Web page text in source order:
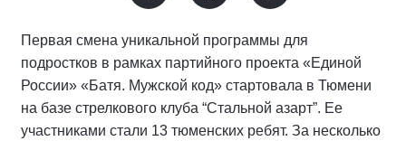
Первая смена уникальной программы для
подростков в рамках партийного проекта «Единой
России» «Батя. Мужской код» стартовала в Тюмени
на базе стрелкового клуба “Стальной азарт”. Ее
участниками стали 13 тюменских ребят. За несколько